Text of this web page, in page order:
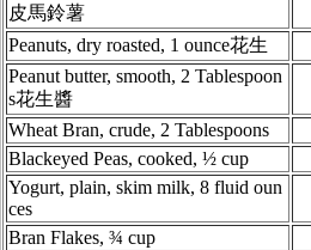
皮馬鈴薯
Peanuts, dry roasted, 1 ounce花生
Peanut butter, smooth, 2 Tablespoon
s花生醬
Wheat Bran, crude, 2 Tablespoons
Blackeyed Peas, cooked, ½ cup
Yogurt, plain, skim milk, 8 fluid oun
ces
Bran Flakes, ¾ cup